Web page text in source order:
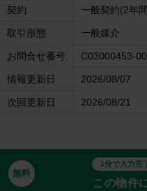
契約 一般契約(2年
取引形態 一般媒介
お問合せ番号 C03000453-
情報更新日 2026/08/07
次回更新日 2026/08/21
無料
1分で入力完
この物件